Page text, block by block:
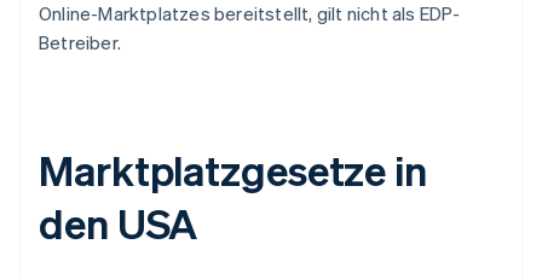
Online-Marktplatzes bereitstellt, gilt nicht als EDP-
Betreiber.
Marktplatzgesetze in
den USA